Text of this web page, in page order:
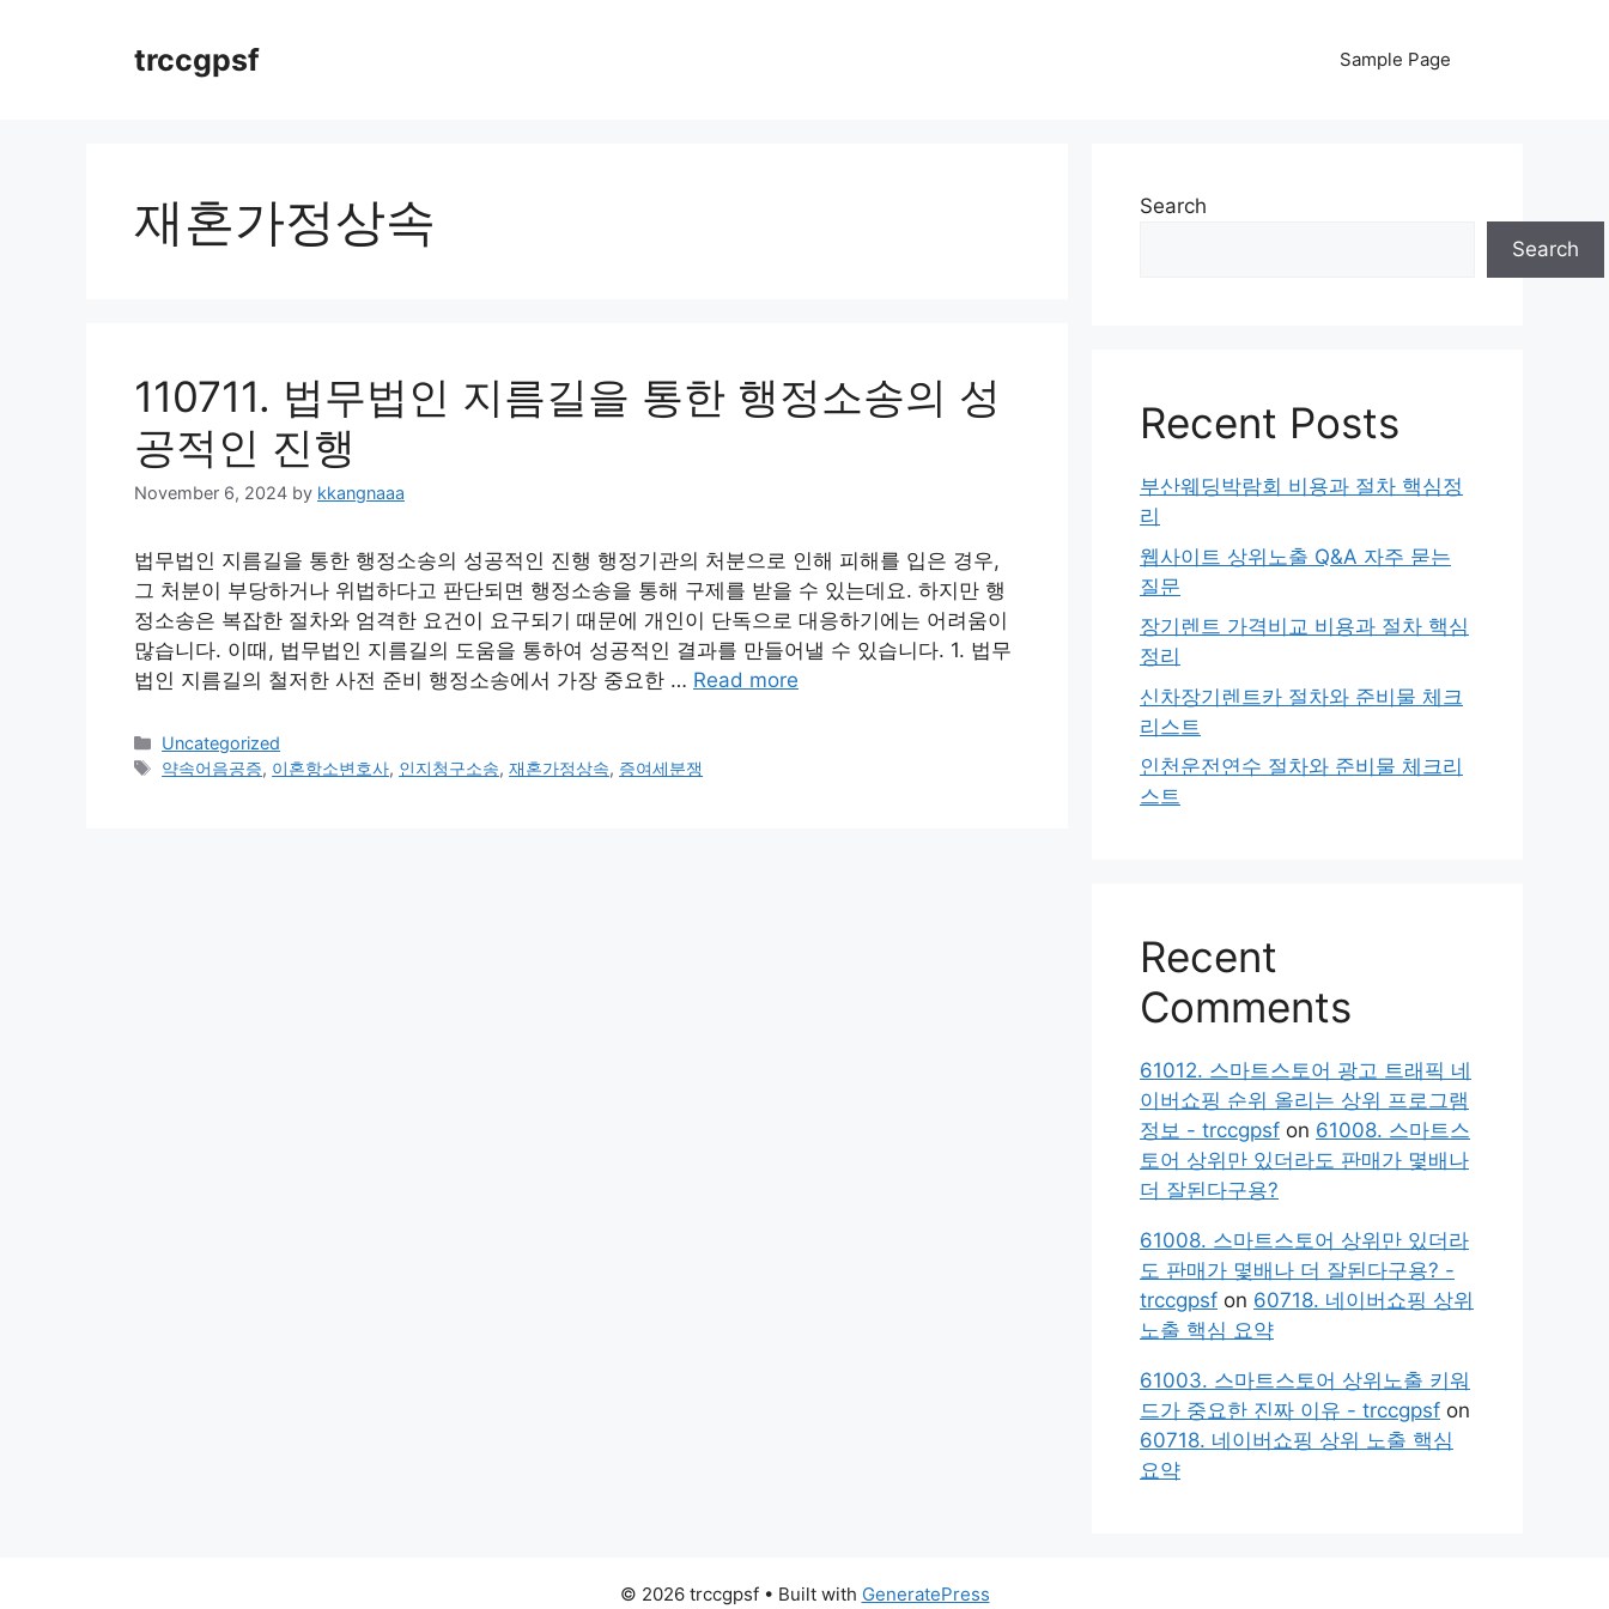
trccgpsf Sample Page
재혼가정상속
110711. 법무법인 지름길을 통한 행정소송의 성
공적인 진행
November 6, 2024 by kkangnaaa
법무법인 지름길을 통한 행정소송의 성공적인 진행 행정기관의 처분으로 인해 피해를 입은 경우,
그 처분이 부당하거나 위법하다고 판단되면 행정소송을 통해 구제를 받을 수 있는데요. 하지만 행
정소송은 복잡한 절차와 엄격한 요건이 요구되기 때문에 개인이 단독으로 대응하기에는 어려움이
많습니다. 이때, 법무법인 지름길의 도움을 통하여 성공적인 결과를 만들어낼 수 있습니다. 1. 법무
법인 지름길의 철저한 사전 준비 행정소송에서 가장 중요한 … Read more
Categories
Uncategorized
Tags
약속어음공증, 이혼항소변호사, 인지청구소송,재혼가정상속, 증여세분쟁
Search
Search
Recent Posts
부산웨딩박람회 비용과 절차 핵심정
리
웹사이트 상위노출 Q&A 자주 묻는
질문
장기렌트 가격비교 비용과 절차 핵심
정리
신차장기렌트카 절차와 준비물 체크
리스트
인천운전연수 절차와 준비물 체크리
스트
Recent
Comments
61012. 스마트스토어 광고 트래픽 네
이버쇼핑 순위 올리는 상위 프로그램
정보 - trccgpsf on 61008. 스마트스
토어 상위만 있더라도 판매가 몇배나
더 잘된다구용?
61008. 스마트스토어 상위만 있더라
도 판매가 몇배나 더 잘된다구용? -
trccgpsf on 60718. 네이버쇼핑 상위
노출 핵심 요약
61003. 스마트스토어 상위노출 키워
드가 중요한 진짜 이유 - trccgpsf on
60718. 네이버쇼핑 상위 노출 핵심
요약
© 2026 trccgpsf• Built with GeneratePress